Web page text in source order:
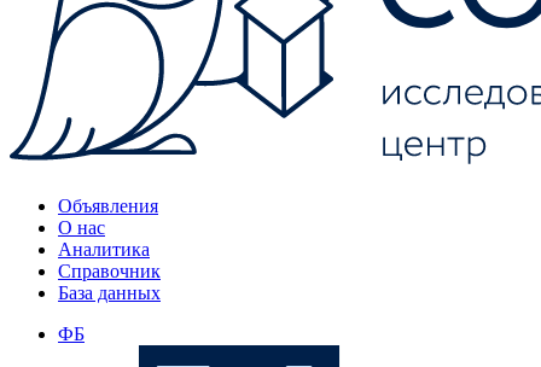
Объявления
О нас
Аналитика
Справочник
База данных
ФБ